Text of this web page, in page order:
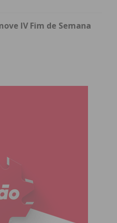
IV Fim de Semana